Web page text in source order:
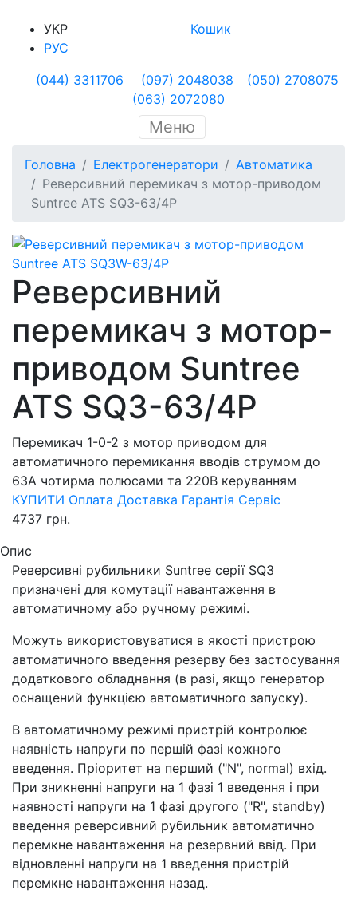
УКР
РУС
Кошик
(044) 3311706 (097) 2048038
(050) 2708075
(063) 2072080
Меню
Головна Електрогенератори
Автоматика
Реверсивний перемикач з мотор-приводом
Suntree ATS SQ3-63/4P
Реверсивний
перемикач з мотор-
приводом Suntree
ATS SQ3-63/4P
Перемикач 1-0-2 з мотор приводом для
автоматичного перемикання вводів струмом до
63А чотирма полюсами та 220В керуванням
КУПИТИ Оплата Доставка Гарантія Сервіс
4737 грн.
Опис
Реверсивні рубильники Suntree серії SQ3
призначені для комутації навантаження в
автоматичному або ручному режимі.
Можуть використовуватися в якості пристрою
автоматичного введення резерву без застосування
додаткового обладнання (в разі, якщо генератор
оснащений функцією автоматичного запуску).
В автоматичному режимі пристрій контролює
наявність напруги по першій фазі кожного
введення. Пріоритет на перший ("N", normal) вхід.
При зникненні напруги на 1 фазі 1 введення і при
наявності напруги на 1 фазі другого ("R", standby)
введення реверсивний рубильник автоматично
перемкне навантаження на резервний ввід. При
відновленні напруги на 1 введення пристрій
перемкне навантаження назад.